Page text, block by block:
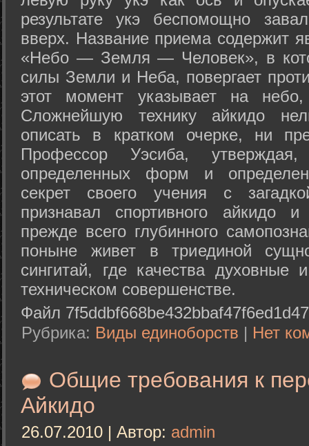
результате укэ беспомощно
вверх. Название приема содержит
«Небо — Земля — Человек», в
силы Земли и Неба, повергает
этот момент указывает на
Сложнейшую технику айкидо
описать в кратком очерке, ни
Профессор Уэсиба,
определенных форм и
секрет своего учения с
признавал спортивного айкидо
прежде всего глубинного
поныне живет в триединой
сингитай, где качества духовные
техническом совершенстве.
Файл
Рубрика: Виды единоборств | Нет
Общие требования к
Айкидо
26.07.2010 | Автор: admin